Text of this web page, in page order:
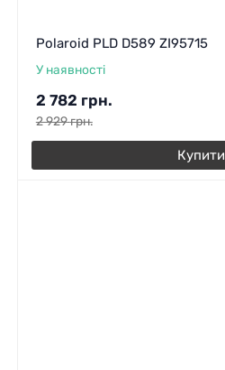
Polaroid PLD D589 ZI95715
У наявності
2 782 грн.
2 929грн.
Купити